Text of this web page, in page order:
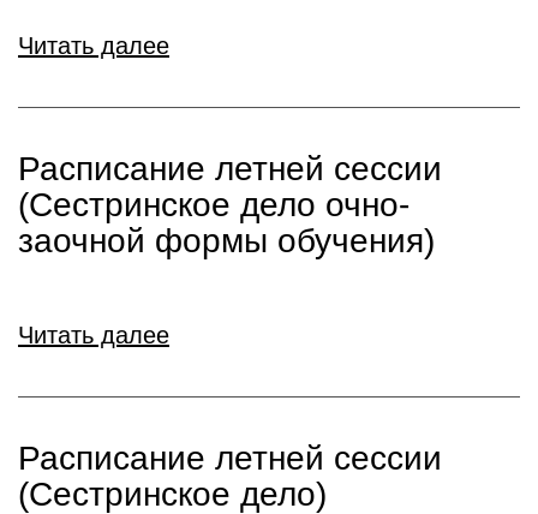
Читать далее
Расписание летней сессии
(Сестринское дело очно-
заочной формы обучения)
Читать далее
Расписание летней сессии
(Сестринское дело)